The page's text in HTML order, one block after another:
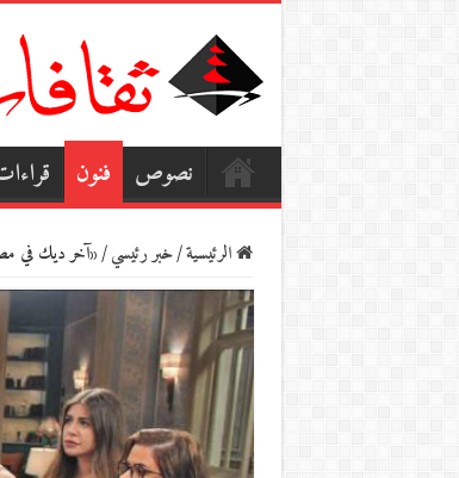
نصوص فنون
الرئيسية/خبر رئيسي/«آخر ديك في